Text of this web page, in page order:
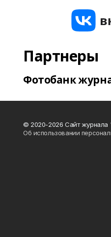
Партнеры
Фотобанк
© 2020-2026 Сайт журнала
Об использовании